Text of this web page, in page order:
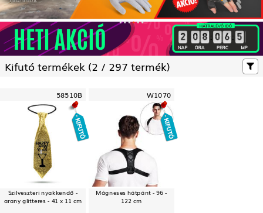
: :
Kifutó termékek (2 / 297 termék)
58510B
Szilveszteri nyakkendő -
arany glitteres - 41 x 11 cm
W1070
Mágneses hátpánt - 96 -
122 cm